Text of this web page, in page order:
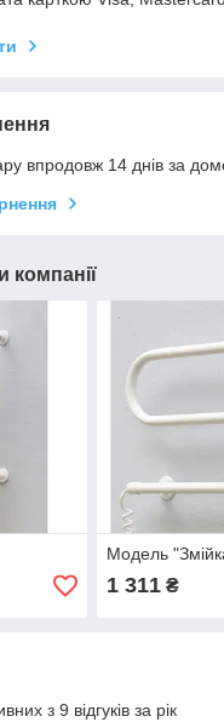
впродовж 14 днів за
компанії
Модель
1 311₴
з 9 відгуків за рік